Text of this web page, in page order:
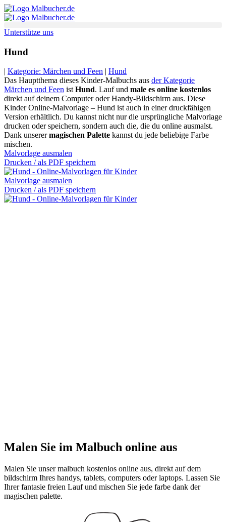
Zum
Inhalt
Unterstütze uns
Hund
| Kategorie: Märchen und Feen | Hund
Das Hauptthema dieses Kinder-Malbuchs aus der Kategorie
Märchen und Feen istHund. Lauf und male es online kostenlos
direkt auf deinem Computer oder Handy-Bildschirm aus. Diese
Kinder Online-Malvorlage – Hund ist auch in einer druckfähigen
Version erhältlich. Du kannst nicht nur die ursprüngliche Malvorlage
drucken oder speichern, sondern auch die, die du online ausmalst.
Dank unserermagischen Palette kannst du jede beliebige Farbe
mischen.
Malvorlage ausmalen
Drucken / als PDF speichern
Malvorlage ausmalen
Drucken / als PDF speichern
Malen Sie im Malbuch online aus
Malen Sie unser malbuch kostenlos online aus, direkt auf dem
bildschirm Ihres handys, tablets, computers oder laptops. Lassen Sie
Ihrer fantasie freien Lauf und mischen Sie jede farbe dank der
magischen palette.